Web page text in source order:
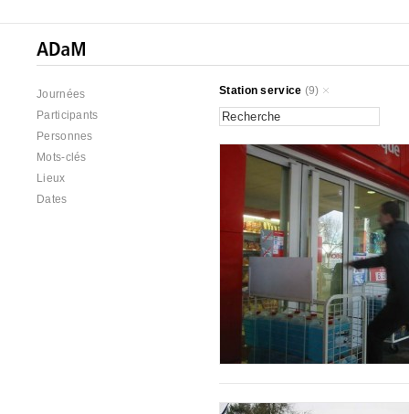
Journées
Participants
Personnes
Mots-clés
Lieux
Dates
Station service (9)